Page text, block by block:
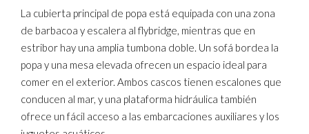
La cubierta principal de popa está equipada con una zona
de barbacoa y escalera al flybridge, mientras que en
estribor hay una amplia tumbona doble. Un sofá bordea la
popa y una mesa elevada ofrecen un espacio ideal para
comer en el exterior. Ambos cascos tienen escalones que
conducen al mar, y una plataforma hidráulica también
ofrece un fácil acceso a las embarcaciones auxiliares y los